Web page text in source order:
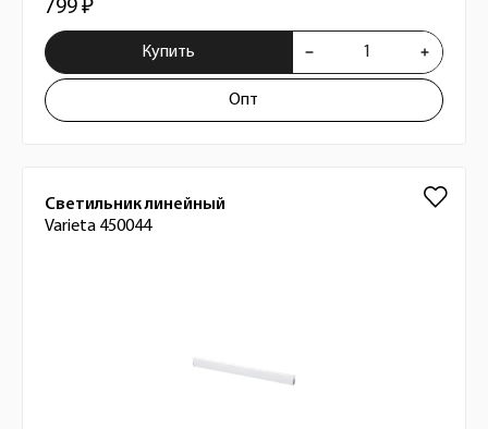
799 ₽
Купить
Опт
Светильник линейный
Varieta 450044